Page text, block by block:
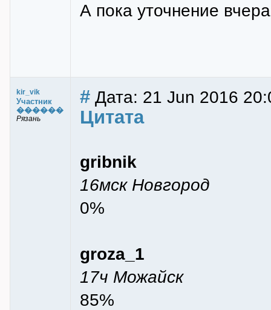
А пока уточнение
kir_vik
Участник
������
Рязань
# Дата: 21 Jun 2016
Цитата
gribnik
16мск Новгород
0%
groza_1
17ч Можайск
85%